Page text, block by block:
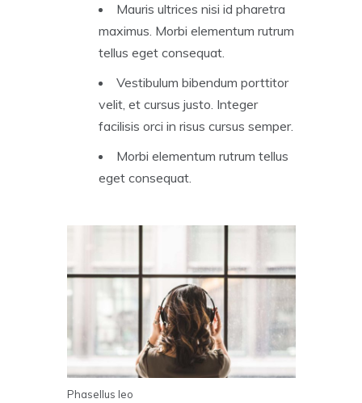
Mauris ultrices nisi id pharetra
maximus. Morbi elementum rutrum
tellus eget consequat.
Vestibulum bibendum porttitor
velit, et cursus justo. Integer
facilisis orci in risus cursus semper.
Morbi elementum rutrum tellus
eget consequat.
Phasellus leo